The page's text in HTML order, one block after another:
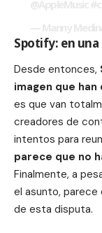
Spotify: en
Desde entonces,
imagen que
es que van
creadores de
intentos para
parece que no
Finalmente, a
el asunto,
de esta disputa.